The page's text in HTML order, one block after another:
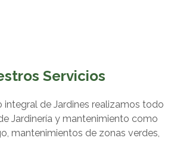
Servicios
integral de Jardines realizamos todo
Jardinería y mantenimiento como
mantenimientos de zonas verdes,